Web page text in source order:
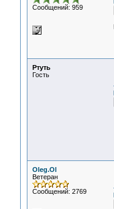
Сообщений: 959
Ртуть
Гость
Oleg.Ol
Ветеран
Сообщений: 2769